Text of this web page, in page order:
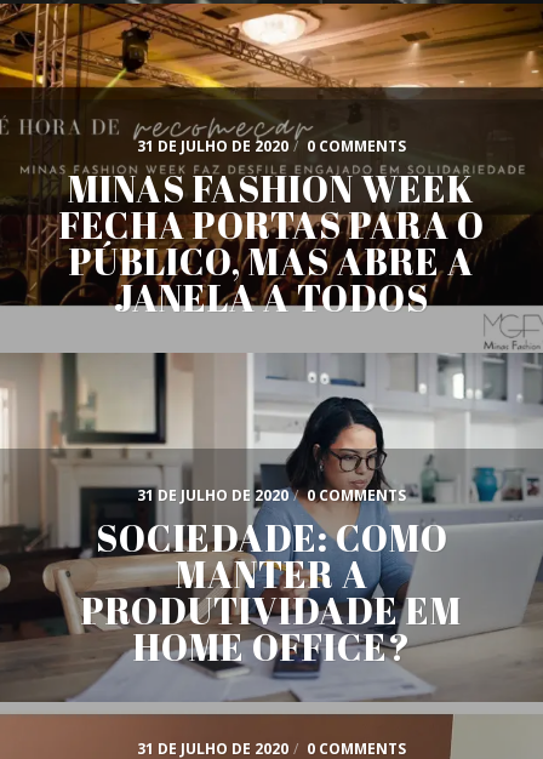
31 DE JULHO DE 2020 / 0 COMMENTS
MINAS FASHION WEEK
FECHA PORTAS PARA O
PÚBLICO, MAS ABRE A
JANELA A TODOS
31 DE JULHO DE 2020 / 0 COMMENTS
SOCIEDADE: COMO
MANTER A
PRODUTIVIDADE EM
HOME OFFICE?
31 DE JULHO DE 2020 / 0 COMMENTS